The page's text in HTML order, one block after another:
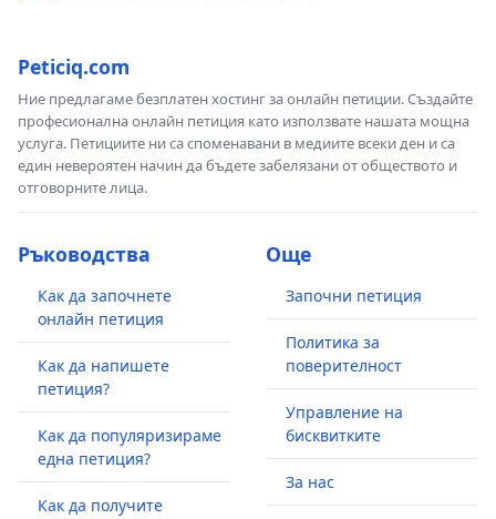
Peticiq.com
Ние предлагаме безплатен хостинг за онлайн петиции. Създайте
професионална онлайн петиция като използвате нашата мощна
услуга. Петициите ни са споменавани в медиите всеки ден и са
един невероятен начин да бъдете забелязани от обществото и
отговорните лица.
Ръководства
Как да започнете
онлайн петиция
Как да напишете
петиция?
Как да популяризираме
една петиция?
Как да получите
Още
Започни петиция
Политика за
поверителност
Управление на
бисквитките
За нас